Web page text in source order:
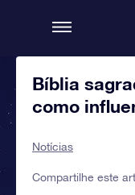
Bíblia
como
Notícias
Compartilhe este